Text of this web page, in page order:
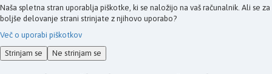
Naša spletna stran uporablja piškotke, ki se naložijo na vaš računalnik. Ali se za
boljše delovanje strani strinjate z njihovo uporabo?
Več o uporabi piškotkov
Strinjam se
Ne strinjam se